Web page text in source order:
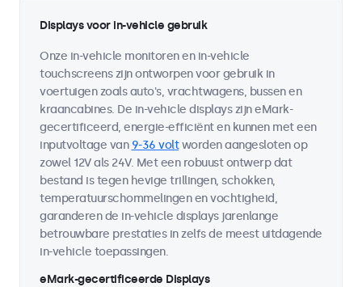
Displays voor in-vehicle gebruik
Onze in-vehicle monitoren en in-vehicle
touchscreens zijn ontworpen voor gebruik in
voertuigen zoals auto's, vrachtwagens, bussen en
kraancabines. De in-vehicle displays zijn eMark-
gecertificeerd, energie-efficiënt en kunnen met een
inputvoltage van 9-36 voltworden aangesloten op
zowel 12V als 24V. Met een robuust ontwerp dat
bestand is tegen hevige trillingen, schokken,
temperatuurschommelingen en vochtigheid,
garanderen de in-vehicle displays jarenlange
betrouwbare prestaties in zelfs de meest uitdagende
in-vehicle toepassingen.
eMark-gecertificeerde Displays